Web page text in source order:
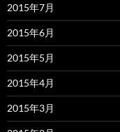
2015年7月
2015年6月
2015年5月
2015年4月
2015年3月